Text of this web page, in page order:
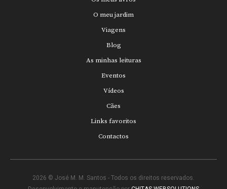
O meu jardim
Viagens
Blog
As minhas leituras
Eventos
Vídeos
Cães
Links favoritos
Contactos
2026 © José M. M. Santos - Todos os direitos reservados.